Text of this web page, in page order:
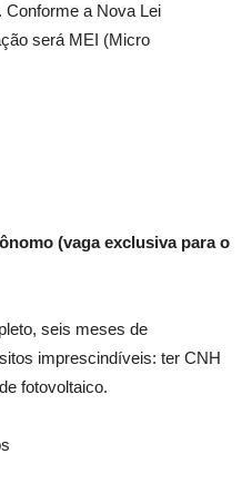
a Nova Lei
será MEI (Micro
(vaga exclusiva para o
seis meses de
imprescindíveis: ter CNH
fotovoltaico.